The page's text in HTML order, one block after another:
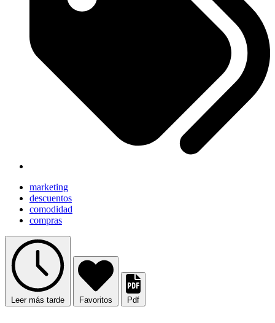
marketing
descuentos
comodidad
compras
Leer más tarde Favoritos Pdf